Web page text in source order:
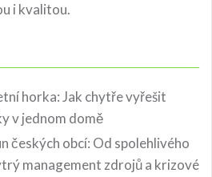
i kvalitou.
horka: Jak chytře vyřešit
v jednom domě
českých obcí: Od spolehlivého
management zdrojů a krizové